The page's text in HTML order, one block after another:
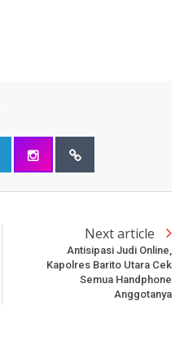
Next article
Antisipasi Judi Online,
Kapolres Barito Utara Cek
Semua Handphone
Anggotanya